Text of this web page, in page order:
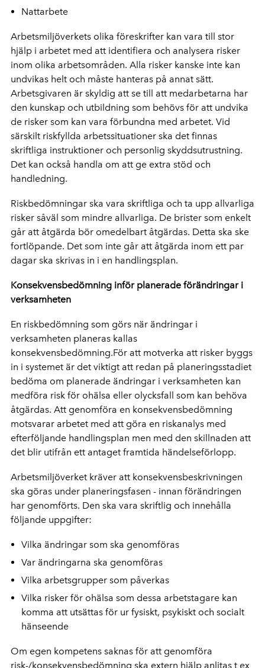
Nattarbete
Arbetsmiljöverkets olika föreskrifter kan vara till stor
hjälp i arbetet med att identifiera och analysera risker
inom olika arbetsområden. Alla risker kanske inte kan
undvikas helt och måste hanteras på annat sätt.
Arbetsgivaren är skyldig att se till att medarbetarna har
den kunskap och utbildning som behövs för att undvika
de risker som kan vara förbundna med arbetet. Vid
särskilt riskfyllda arbetssituationer ska det finnas
skriftliga instruktioner och personlig skyddsutrustning.
Det kan också handla om att ge extra stöd och
handledning.
Riskbedömningar ska vara skriftliga och ta upp allvarliga
risker såväl som mindre allvarliga. De brister som enkelt
går att åtgärda bör omedelbart åtgärdas. Detta ska ske
fortlöpande. Det som inte går att åtgärda inom ett par
dagar ska skrivas in i en handlingsplan.
Konsekvensbedömning inför planerade förändringar i
verksamheten
En riskbedömning som görs när ändringar i
verksamheten planeras kallas
konsekvensbedömning.För att motverka att risker byggs
in i systemet är det viktigt att redan på planeringsstadiet
bedöma om planerade ändringar i verksamheten kan
medföra risk för ohälsa eller olycksfall som kan behöva
åtgärdas. Att genomföra en konsekvensbedömning
motsvarar arbetet med att göra en riskanalys med
efterföljande handlingsplan men med den skillnaden att
det blir utifrån ett antaget framtida händelseförlopp.
Arbetsmiljöverket kräver att konsekvensbeskrivningen
ska göras under planeringsfasen - innan förändringen
har genomförts. Den ska vara skriftlig och innehålla
följande uppgifter:
Vilka ändringar som ska genomföras
Var ändringarna ska genomföras
Vilka arbetsgrupper som påverkas
Vilka risker för ohälsa som dessa arbetstagare kan
komma att utsättas för ur fysiskt, psykiskt och socialt
hänseende
Om egen kompetens saknas för att genomföra
risk-/konsekvensbedömning ska extern hjälp anlitas t ex